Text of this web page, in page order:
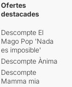
Ofertes
destacades
Descompte El
Mago Pop 'Nada
es imposible'
Descompte Ànima
Descompte
Mamma mia